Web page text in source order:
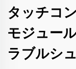
タッチコ
モジュー
ラブルシ